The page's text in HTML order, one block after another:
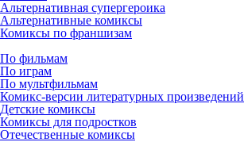
Альтернативная супергероика
Альтернативные комиксы
Комиксы по франшизам
По фильмам
По играм
По мультфильмам
Комикс-версии литературных произведений
Детские комиксы
Комиксы для подростков
Отечественные комиксы